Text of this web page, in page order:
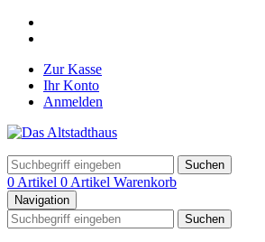
Zur Kasse
Ihr Konto
Anmelden
Suchen
0 Artikel 0 Artikel Warenkorb
Navigation
Suchen